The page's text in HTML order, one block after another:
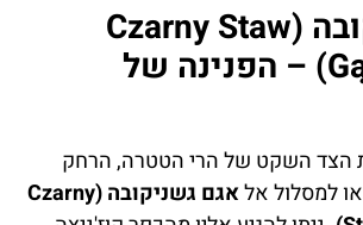
אגם גשניקובה (Czarny Staw
Gąsienicowy) – הפנינה של
הצד השקט של הרי הטטרה, הרחק
למסלול אל
אגם גשניקובה (Czarny